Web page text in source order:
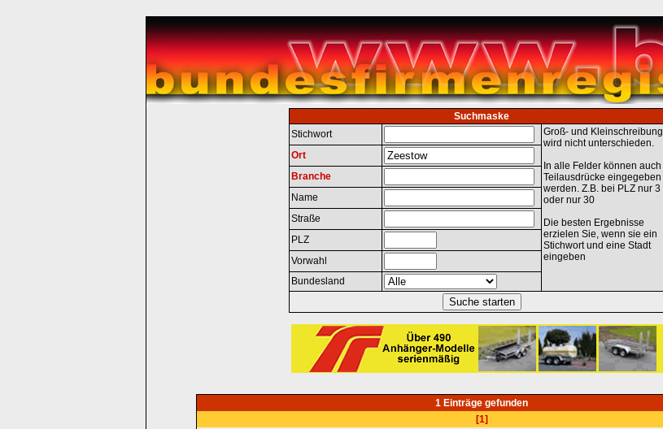
Suchmaske
Stichwort
Groß- und Kleinschreibung
wird nicht unterschieden.
In alle Felder können auch
Teilausdrücke eingegeben
werden. Z.B. bei PLZ nur 3
oder nur 30
Die besten Ergebnisse
erzielen Sie, wenn sie ein
Stichwort und eine Stadt
eingeben
Ort
Branche
Name
Straße
PLZ
Vorwahl
Bundesland
1 Einträge gefunden
[1]